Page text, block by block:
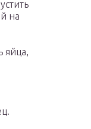
на
яйца,